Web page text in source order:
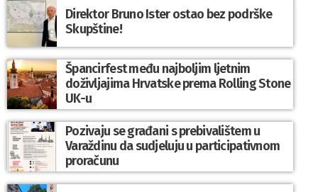
Direktor Bruno Ister ostao bez podrške
Skupštine!
Špancirfest među najboljim ljetnim
doživljajima Hrvatske prema Rolling Stone
UK-u
Pozivaju se građani s prebivalištem u
Varaždinu da sudjeluju u participativnom
proračunu